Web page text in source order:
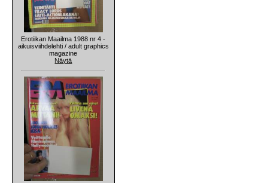
Erotiikan Maailma 1988 nr 4 -
aikuisviihdelehti / adult graphics
magazine
Näytä